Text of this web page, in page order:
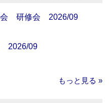
会 研修会 2026/09
2026/09
もっと見る »